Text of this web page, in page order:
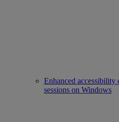
Enhanced
sessions on Windows